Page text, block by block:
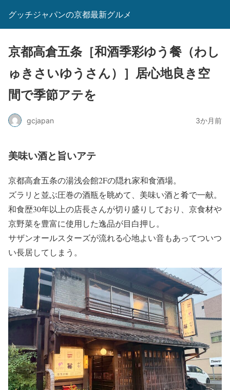
グッチジャパンの京都最新グルメ
京都高倉五条［和酒季彩ゆう餐（わし
ゅきさいゆうさん）］居心地良き空
間で季節アテを
gcjapan 3か月前
美味い酒と旨いアテ
京都高倉五条の湯浅会館2Fの隠れ家和食酒場。
ズラリと並ぶ圧巻の酒瓶を眺めて、美味い酒と肴で一献。
和食歴30年以上の店長さんが切り盛りしており、京食材や
京野菜を豊富に使用した逸品が目白押し。
サザンオールスターズが流れる心地よい音もあってついつ
い長居してしまう。